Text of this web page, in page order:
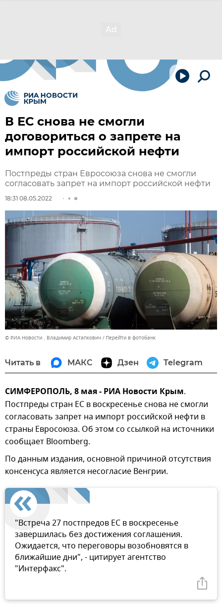
В ЕС снова не смогли
договориться о запрете на
импорт российской нефти
Постпреды стран Евросоюза снова не смогли
согласовать запрет на импорт российской нефти
18:31 08.05.2022
© РИА Новости . Владимир Астапкович Перейти в фотобанк
Читать в МАКС Дзен Telegram
СИМФЕРОПОЛЬ, 8 мая - РИА Новости Крым.
Постпреды стран ЕС в воскресенье снова не смогли
согласовать запрет на импорт российской нефти в
страны Евросоюза. Об этом со ссылкой на источники
сообщает Bloomberg.
По данным издания, основной причиной отсутствия
консенсуса является несогласие Венгрии.
"Встреча 27 постпредов ЕС в воскресенье
завершилась без достижения соглашения.
Ожидается, что переговоры возобновятся в
ближайшие дни", - цитирует агентство
"Интерфакс".